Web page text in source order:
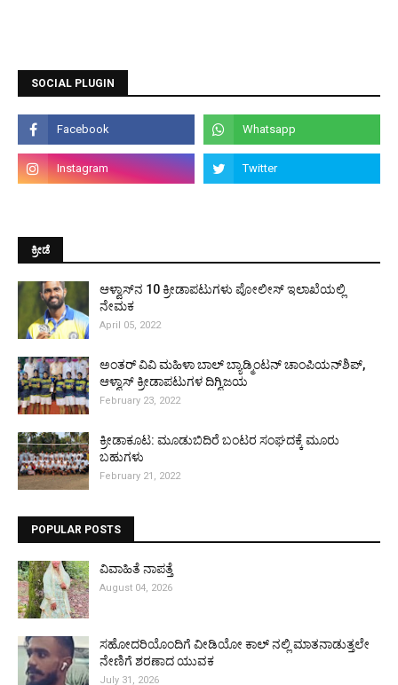
SOCIAL PLUGIN
ಕ್ರೀಡೆ
ಆಳ್ವಾಸ್‌ನ 10 ಕ್ರೀಡಾಪಟುಗಳು ಪೋಲೀಸ್ ಇಲಾಖೆಯಲ್ಲಿ
ನೇಮಕ
April 05, 2022
ಅಂತರ್ ವಿವಿ ಮಹಿಳಾ ಬಾಲ್ ಬ್ಯಾಡ್ಮಿಂಟನ್ ಚಾಂಪಿಯನ್‌ಶಿಪ್,
ಆಳ್ವಾಸ್ ಕ್ರೀಡಾಪಟುಗಳ ದಿಗ್ವಿಜಯ
February 23, 2022
ಕ್ರೀಡಾಕೂಟ: ಮೂಡುಬಿದಿರೆ ಬಂಟರ ಸಂಘದಕ್ಕೆ ಮೂರು
ಬಹುಗಳು
February 21, 2022
POPULAR POSTS
ವಿವಾಹಿತೆ ನಾಪತ್ತೆ
August 04, 2026
ಸಹೋದರಿಯೊಂದಿಗೆ ವೀಡಿಯೋ ಕಾಲ್ ನಲ್ಲಿ ಮಾತನಾಡುತ್ತಲೇ
ನೇಣಿಗೆ ಶರಣಾದ ಯುವಕ
July 31, 2026